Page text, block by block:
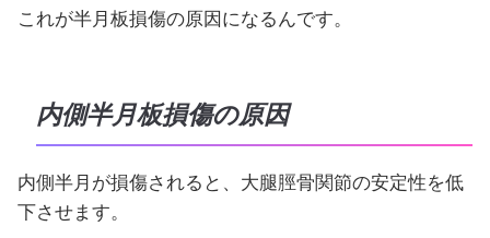
これが半月板損傷の原因になるんです。
内側半月板損傷の原因
内側半月が損傷されると、大腿脛骨関節の安定性を低
下させます。